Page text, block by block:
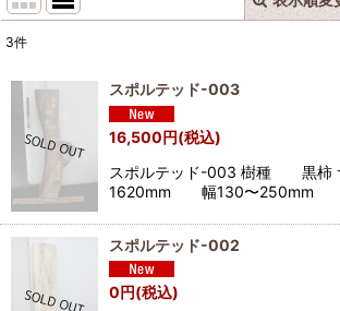
並び順
絞り込む
3件
スポルテッド-003
16,500円(税込)
スポルテッド-003 樹種 黒柿
1620mm 幅130〜250mm
スポルテッド-002
0円(税込)